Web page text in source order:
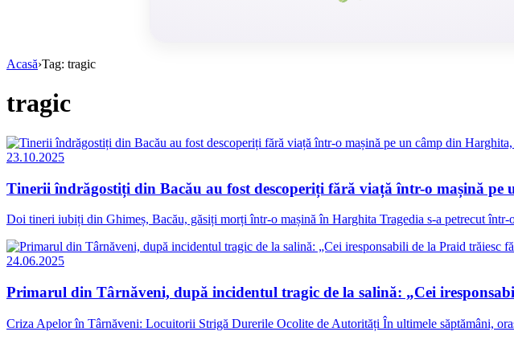
Acasă›Tag: tragic
tragic
23.10.2025
Tinerii îndrăgostiți din Bacău au fost descoperiți fără viață într-o mașină
Doi tineri iubiți din Ghimeș, Bacău, găsiți morți într-o mașină în Harghita Tragedia s-a petrecut
24.06.2025
Primarul din Târnăveni, după incidentul tragic de la salină: „Cei
Criza Apelor în Târnăveni: Locuitorii Strigă Durerile Ocolite de Autorități În ultimele săptămâni,